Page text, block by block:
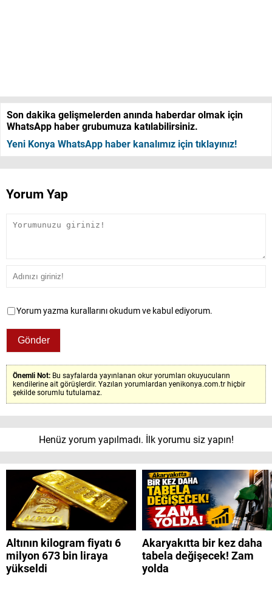
Son dakika gelişmelerden anında haberdar olmak için
WhatsApp haber grubumuza katılabilirsiniz.
Yeni Konya WhatsApp haber kanalımız için tıklayınız!
Yorum Yap
Yorum yazma kurallarını okudum ve kabul ediyorum.
Önemli Not: Bu sayfalarda yayınlanan okur yorumları okuyucuların
kendilerine ait görüşlerdir. Yazılan yorumlardan yenikonya.com.tr hiçbir
şekilde sorumlu tutulamaz.
Henüz yorum yapılmadı. İlk yorumu siz yapın!
Altının kilogram fiyatı 6
milyon 673 bin liraya
yükseldi
Akaryakıtta bir kez daha
tabela değişecek! Zam
yolda